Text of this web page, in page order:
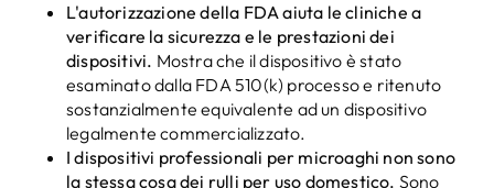
L'autorizzazione della FDA aiuta le cliniche a
verificare la sicurezza e le prestazioni dei
dispositivi. Mostra che il dispositivo è stato
esaminato dalla FDA 510(k) processo e ritenuto
sostanzialmente equivalente ad un dispositivo
legalmente commercializzato.
I dispositivi professionali per microaghi non sono
la stessa cosa dei rulli per uso domestico. Sono